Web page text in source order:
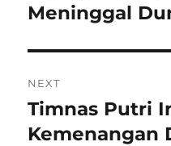
Meninggal
NEXT
Next
post:
Timnas Putri
Kemenangan